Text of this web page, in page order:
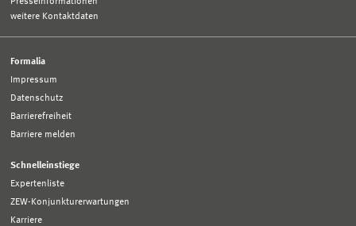
weitere Kontaktdaten
Formalia
Impressum
Datenschutz
Barrierefreiheit
Barriere melden
Schnelleinstiege
Expertenliste
ZEW-Konjunkturerwartungen
Karriere